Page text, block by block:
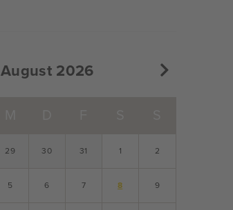
August 2026
29 30 31 1 2
5 6 7 8 9